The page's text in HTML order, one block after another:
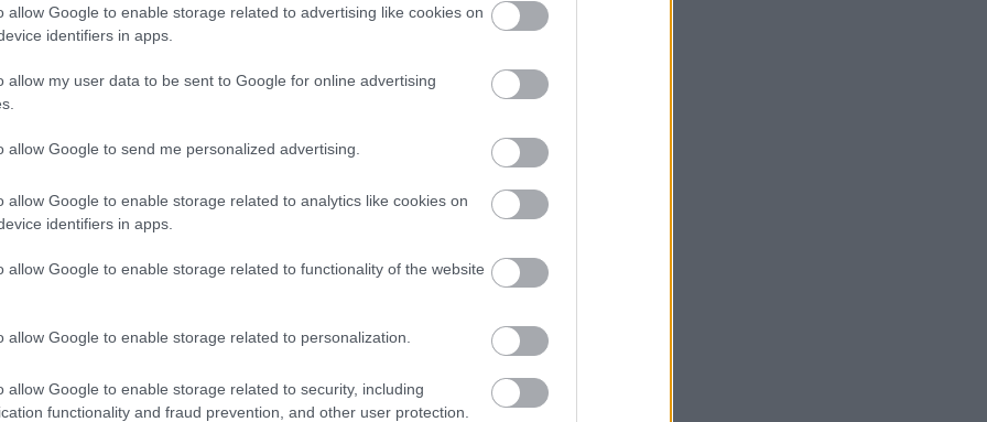
allow Google to enable storage related to advertising like cookies on
identifiers in apps.
allow my user data to be sent to Google for online advertising
allow Google to send me personalized advertising.
allow Google to enable storage related to analytics like cookies on
identifiers in apps.
allow Google to enable storage related to functionality of the website
allow Google to enable storage related to personalization.
allow Google to enable storage related to security, including
functionality and fraud prevention, and other user protection.
a piaci
most ilyen
inkább
és
7636